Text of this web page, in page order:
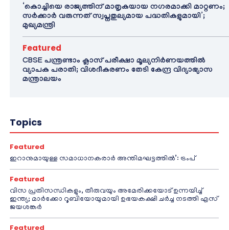
‘കൊച്ചിയെ രാജ്യത്തിന് മാതൃകയായ നഗരമാക്കി മാറ്റണം;
സർക്കാർ വരുന്നത് സ്വപ്നതുല്യമായ പദ്ധതികളുമായി’;
മുഖ്യമന്ത്രി
Featured
CBSE പന്ത്രണ്ടാം ക്ലാസ് പരീക്ഷാ മൂല്യനിർണയത്തിൽ
വ്യാപക പരാതി; വിശദീകരണം തേടി കേന്ദ്ര വിദ്യാഭ്യാസ
മന്ത്രാലയം
Topics
Featured
ഇറാനുമായുള്ള സമാധാനകരാർ അന്തിമഘട്ടത്തിൽ‌’: ട്രംപ്
Featured
വിസ പ്രതിസന്ധികളും, തീരുവയും അമേരിക്കയോട് ഉന്നയിച്ച്
ഇന്ത്യ; മാർക്കോ റൂബിയോയുമായി ഉഭയകക്ഷി ചർച്ച നടത്തി എസ്
ജയശങ്കർ
Featured